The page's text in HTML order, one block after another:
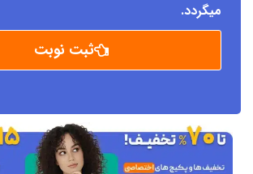
میگردد.
ثبت نوبت